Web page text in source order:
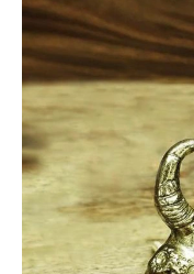
de
2
tiradores
Buey
Dorado
DT0093
cantidad